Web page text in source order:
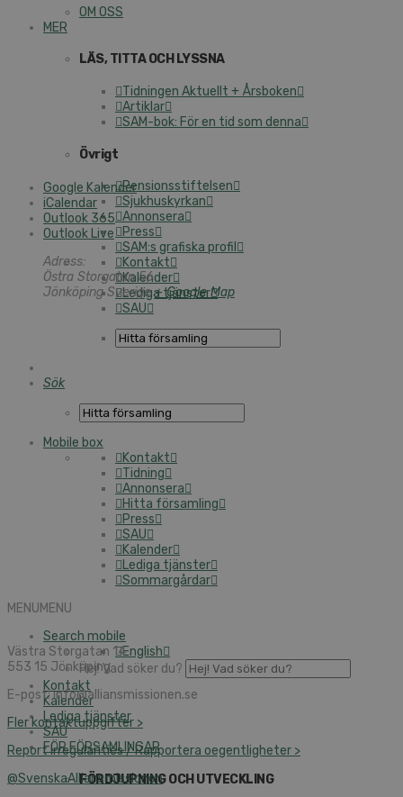
OM OSS
MER
LÄS, TITTA OCH LYSSNA
Tidningen Aktuellt + Årsboken
Artiklar
SAM-bok: För en tid som denna
Övrigt
Pensionsstiftelsen
Sjukhuskyrkan
Annonsera
Press
SAM:s grafiska profil
Kontakt
Kalender
Lediga tjänster
SAU
Sök
Mobile box
Kontakt
Tidning
Annonsera
Hitta församling
Press
SAU
Kalender
Lediga tjänster
Sommargårdar
MENUMENU
Search mobile
English
Hej! Vad söker du?
Kontakt
Kalender
Lediga tjänster
SAU
FÖR FÖRSAMLINGAR
FÖRDJUPNING OCH UTVECKLING
Google Kalender
iCalendar
Outlook 365
Outlook Live
Adress:
Östra Storgatan 56
Jönköping Sverige + Google Map
Västra Storgatan 14
553 15 Jönköping
E-post: info@alliansmissionen.se
Fler kontaktuppgifter >
Report irregularities / Rapportera oegentligheter >
@SvenskaAlliansmissionen